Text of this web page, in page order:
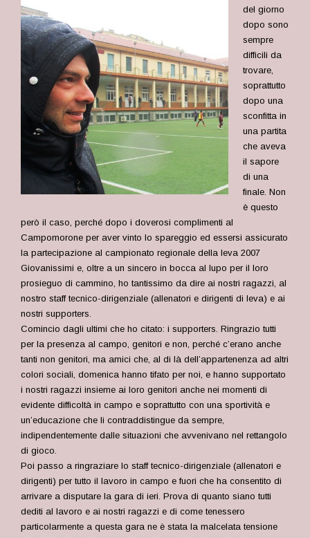
del giorno
dopo sono
sempre
difficili da
trovare,
soprattutto
dopo una
sconfitta in
una partita
che aveva
il sapore
di una
finale. Non
è questo
però il caso, perché dopo i doverosi complimenti al
Campomorone per aver vinto lo spareggio ed essersi assicurato
la partecipazione al campionato regionale della leva 2007
Giovanissimi e, oltre a un sincero in bocca al lupo per il loro
prosieguo di cammino, ho tantissimo da dire ai nostri ragazzi, al
nostro staff tecnico-dirigenziale (allenatori e dirigenti di leva) e ai
nostri supporters.
Comincio dagli ultimi che ho citato: i supporters. Ringrazio tutti
per la presenza al campo, genitori e non, perché c’erano anche
tanti non genitori, ma amici che, al di là dell’appartenenza ad altri
colori sociali, domenica hanno tifato per noi, e hanno supportato
i nostri ragazzi insieme ai loro genitori anche nei momenti di
evidente difficoltà in campo e soprattutto con una sportività e
un’educazione che li contraddistingue da sempre,
indipendentemente dalle situazioni che avvenivano nel rettangolo
di gioco.
Poi passo a ringraziare lo staff tecnico-dirigenziale (allenatori e
dirigenti) per tutto il lavoro in campo e fuori che ha consentito di
arrivare a disputare la gara di ieri. Prova di quanto siano tutti
dediti al lavoro e ai nostri ragazzi e di come tenessero
particolarmente a questa gara ne è stata la malcelata tensione